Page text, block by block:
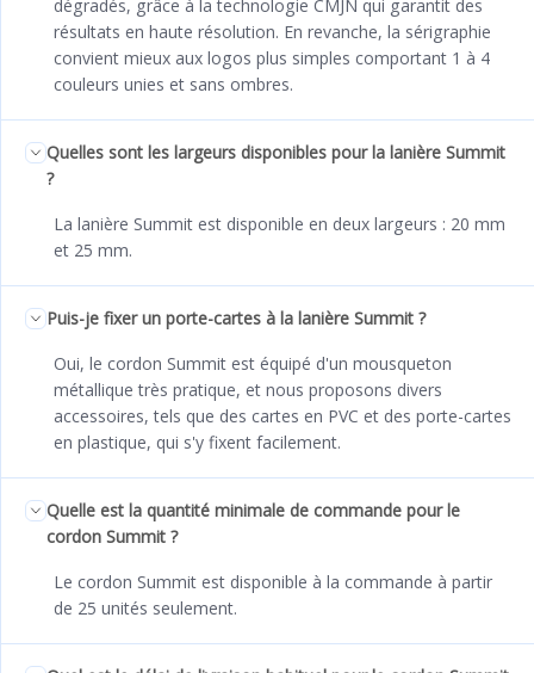
dégradés, grâce à la technologie CMJN qui garantit des
résultats en haute résolution. En revanche, la sérigraphie
convient mieux aux logos plus simples comportant 1 à 4
couleurs unies et sans ombres.
Quelles sont les largeurs disponibles pour la lanière Summit
?
La lanière Summit est disponible en deux largeurs : 20 mm
et 25 mm.
Puis-je fixer un porte-cartes à la lanière Summit ?
Oui, le cordon Summit est équipé d'un mousqueton
métallique très pratique, et nous proposons divers
accessoires, tels que des cartes en PVC et des porte-cartes
en plastique, qui s'y fixent facilement.
Quelle est la quantité minimale de commande pour le
cordon Summit ?
Le cordon Summit est disponible à la commande à partir
de 25 unités seulement.